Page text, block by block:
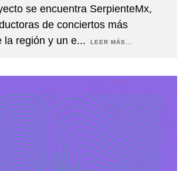
se encuentra SerpienteMx,
de conciertos más
la región y un e... LEER MÁS...